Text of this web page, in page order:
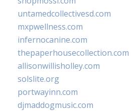
untamedcollectivesd.com
mxpwellness.com
infernocanine.com
thepaperhousecollection.com
allisonwillisholley.com
solslite.org
portwayinn.com
djmaddogmusic.com